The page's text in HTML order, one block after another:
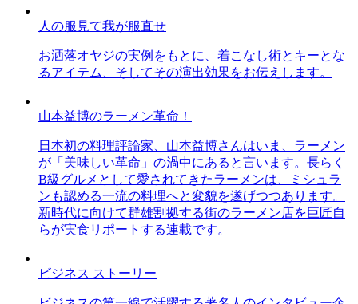
人の服見て我が服直せ
お洒落オヤジの実例をもとに、着こなし術とキーとな
るアイテム、そしてその演出効果をお伝えします。
山本益博のラーメン革命！
日本初の料理評論家、山本益博さんはいま、ラーメン
が「美味しい革命」の渦中にあると言います。長らく
B級グルメとして愛されてきたラーメンは、ミシュラ
ンも認める一流の料理へと変貌を遂げつつあります。
新時代に向けて群雄割拠する街のラーメン店を巨匠自
らが実食リポートする連載です。
ビジネス ストーリー